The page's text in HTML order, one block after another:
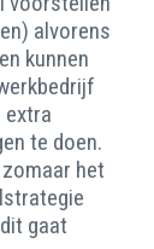
alvorens
kunnen
te doen.
het
gaat